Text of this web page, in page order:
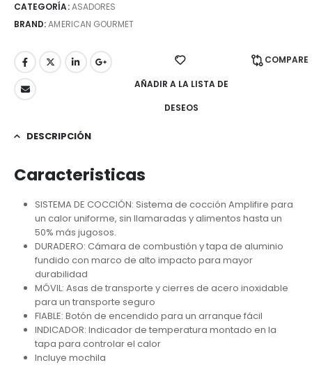
CATEGORÍA:ASADORES
BRAND:AMERICAN GOURMET
AÑADIR A LA LISTA DE
DESEOS
COMPARE
DESCRIPCIÓN
Caracteristicas
SISTEMA DE COCCIÓN: Sistema de cocción Amplifire para
un calor uniforme, sin llamaradas y alimentos hasta un
50% más jugosos.
DURADERO: Cámara de combustión y tapa de aluminio
fundido con marco de alto impacto para mayor
durabilidad
MÓVIL: Asas de transporte y cierres de acero inoxidable
para un transporte seguro
FIABLE: Botón de encendido para un arranque fácil
INDICADOR: Indicador de temperatura montado en la
tapa para controlar el calor
Incluye mochila